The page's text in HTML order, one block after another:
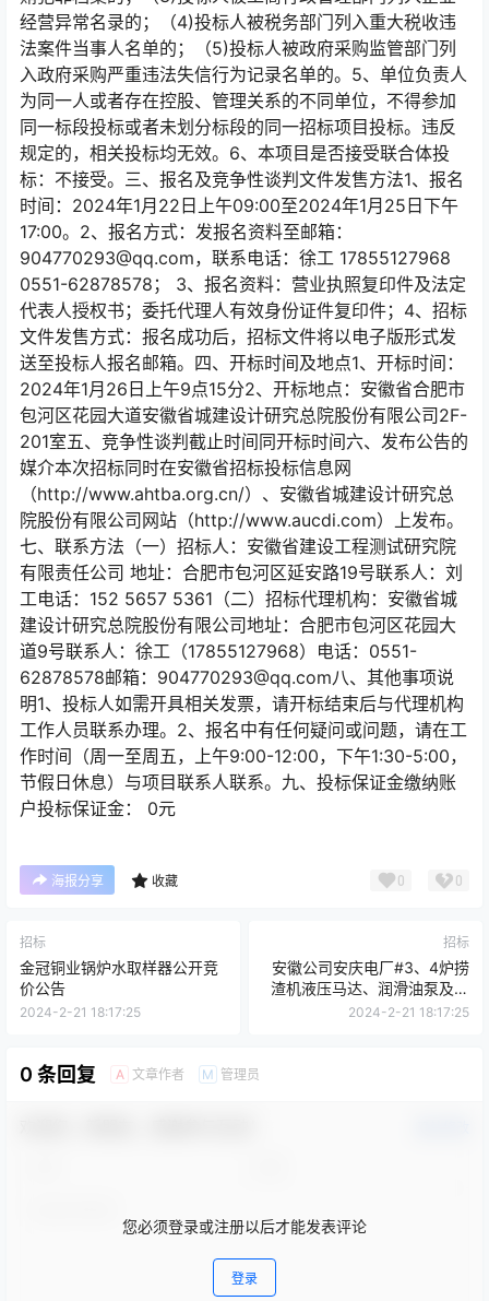
经营异常名录的；（4)投标人被税务部门列入重大税收违
法案件当事人名单的；（5)投标人被政府采购监管部门列
入政府采购严重违法失信行为记录名单的。5、单位负责人
为同一人或者存在控股、管理关系的不同单位，不得参加
同一标段投标或者未划分标段的同一招标项目投标。违反
规定的，相关投标均无效。6、本项目是否接受联合体投
标：不接受。三、报名及竞争性谈判文件发售方法1、报名
时间：2024年1月22日上午09:00至2024年1月25日下午
17:00。2、报名方式：发报名资料至邮箱：
904770293@qq.com，联系电话：徐工 17855127968
0551-62878578； 3、报名资料：营业执照复印件及法定
代表人授权书；委托代理人有效身份证件复印件；4、招标
文件发售方式：报名成功后，招标文件将以电子版形式发
送至投标人报名邮箱。四、开标时间及地点1、开标时间：
2024年1月26日上午9点15分2、开标地点：安徽省合肥市
包河区花园大道安徽省城建设计研究总院股份有限公司2F-
201室五、竞争性谈判截止时间同开标时间六、发布公告的
媒介本次招标同时在安徽省招标投标信息网
（http://www.ahtba.org.cn/）、安徽省城建设计研究总
院股份有限公司网站（http://www.aucdi.com）上发布。
七、联系方法（一）招标人：安徽省建设工程测试研究院
有限责任公司 地址：合肥市包河区延安路19号联系人：刘
工电话：152 5657 5361（二）招标代理机构：安徽省城
建设计研究总院股份有限公司地址：合肥市包河区花园大
道9号联系人：徐工（17855127968）电话：0551-
62878578邮箱：904770293@qq.com八、其他事项说
明1、投标人如需开具相关发票，请开标结束后与代理机构
工作人员联系办理。2、报名中有任何疑问或问题，请在工
作时间（周一至周五，上午9:00-12:00，下午1:30-5:00，
节假日休息）与项目联系人联系。九、投标保证金缴纳账
户投标保证金： 0元
海报分享 收藏 0 0
招标
金冠铜业锅炉水取样器公开竞
价公告
2024-2-21 18:17:25
招标
安徽公司安庆电厂#3、4炉捞
渣机液压马达、润滑油泵及配
套设备送出检修项目（2024-
2024-2-21 18:17:25
0 条回复 A 文章作者 M 管理员
您必须登录或注册以后才能发表评论
登录